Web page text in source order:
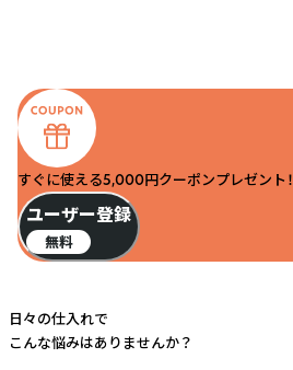
すぐに使える5,000円クーポンプレゼント！
ユーザー登録
無料
日々の仕入れで
こんな悩みはありませんか？